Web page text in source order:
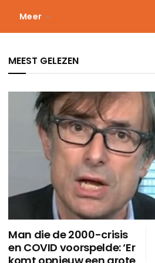
Meer
MEEST GELEZEN
Man die de 2000-crisis
en COVID voorspelde: ‘Er